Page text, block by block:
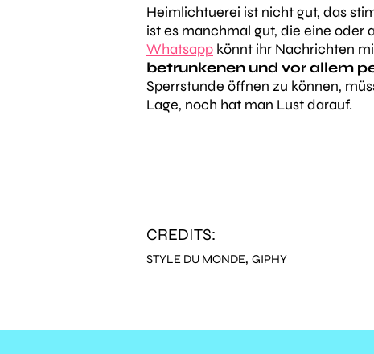
Heimlichtuerei ist nicht gut, das
ist es manchmal gut, die eine oder
Whatsapp könnt ihr Nachrichten
betrunkenen und vor allem
Sperrstunde öffnen zu können,
Lage, noch hat man Lust darauf.
CREDITS:
STYLE DU MONDE, GIPHY